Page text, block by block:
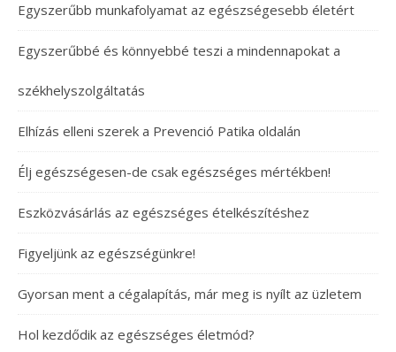
Egyszerűbb munkafolyamat az egészségesebb életért
Egyszerűbbé és könnyebbé teszi a mindennapokat a
székhelyszolgáltatás
Elhízás elleni szerek a Prevenció Patika oldalán
Élj egészségesen-de csak egészséges mértékben!
Eszközvásárlás az egészséges ételkészítéshez
Figyeljünk az egészségünkre!
Gyorsan ment a cégalapítás, már meg is nyílt az üzletem
Hol kezdődik az egészséges életmód?